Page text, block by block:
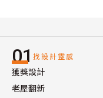
01 找設計靈感
獲獎設計
老屋翻新